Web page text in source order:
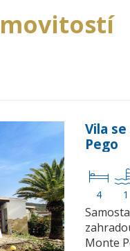
Vila
Pego
4 1
Monte